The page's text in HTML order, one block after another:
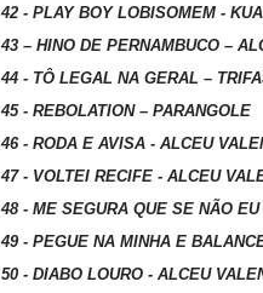
42 - PLAY BOY LOBISOMEM -
43 – HINO DE PERNAMBUCO –
44 - TÔ LEGAL NA GERAL –
45 - REBOLATION – PARANGOLE
46 - RODA E AVISA - ALCEU
47 - VOLTEI RECIFE - ALCEU
48 - ME SEGURA QUE SE NÃO
49 - PEGUE NA MINHA E
50 - DIABO LOURO - ALCEU